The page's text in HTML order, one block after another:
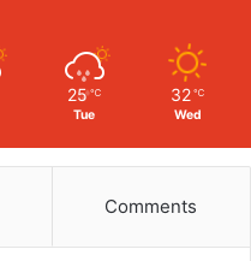
25 ℃
Tue
32 ℃
Wed
Comments